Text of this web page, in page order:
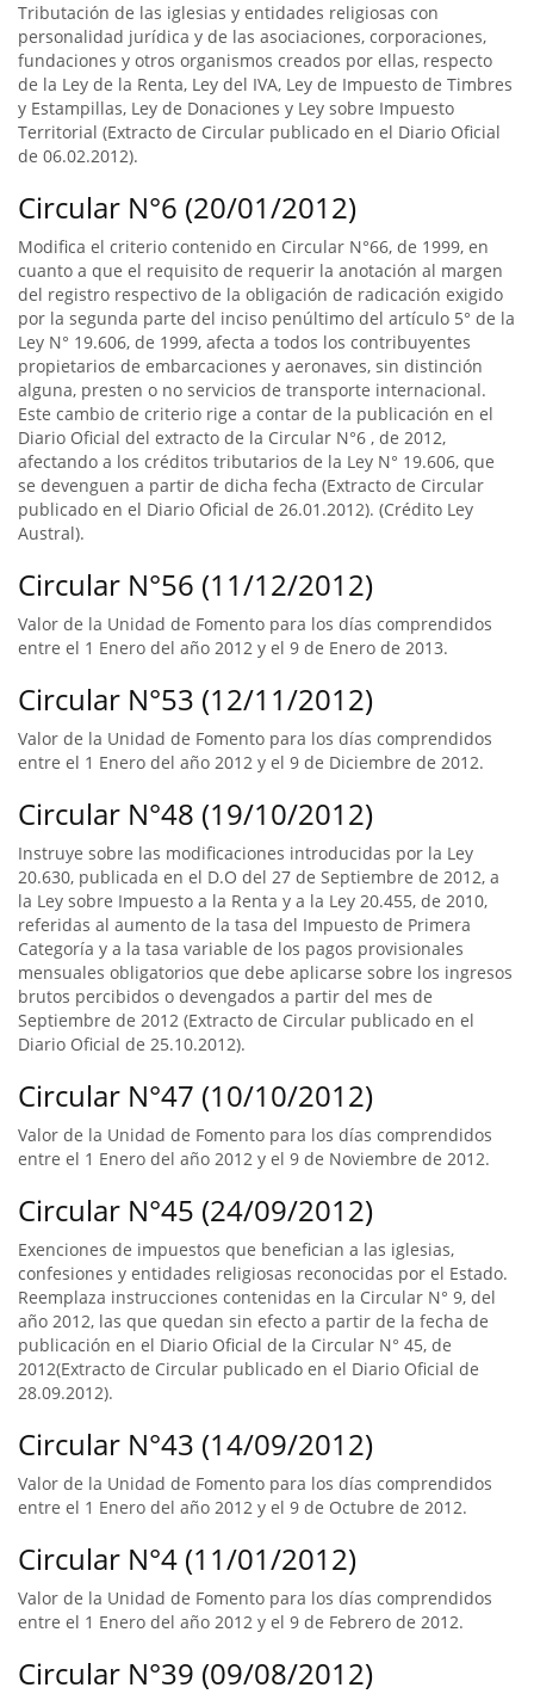
Tributación de las iglesias y entidades religiosas con
personalidad jurídica y de las asociaciones, corporaciones,
fundaciones y otros organismos creados por ellas, respecto
de la Ley de la Renta, Ley del IVA, Ley de Impuesto de Timbres
y Estampillas, Ley de Donaciones y Ley sobre Impuesto
Territorial (Extracto de Circular publicado en el Diario Oficial
de 06.02.2012).
Circular N°6 (20/01/2012)
Modifica el criterio contenido en Circular N°66, de 1999, en
cuanto a que el requisito de requerir la anotación al margen
del registro respectivo de la obligación de radicación exigido
por la segunda parte del inciso penúltimo del artículo 5° de la
Ley N° 19.606, de 1999, afecta a todos los contribuyentes
propietarios de embarcaciones y aeronaves, sin distinción
alguna, presten o no servicios de transporte internacional.
Este cambio de criterio rige a contar de la publicación en el
Diario Oficial del extracto de la Circular N°6 , de 2012,
afectando a los créditos tributarios de la Ley N° 19.606, que
se devenguen a partir de dicha fecha (Extracto de Circular
publicado en el Diario Oficial de 26.01.2012). (Crédito Ley
Austral).
Circular N°56 (11/12/2012)
Valor de la Unidad de Fomento para los días comprendidos
entre el 1 Enero del año 2012 y el 9 de Enero de 2013.
Circular N°53 (12/11/2012)
Valor de la Unidad de Fomento para los días comprendidos
entre el 1 Enero del año 2012 y el 9 de Diciembre de 2012.
Circular N°48 (19/10/2012)
Instruye sobre las modificaciones introducidas por la Ley
20.630, publicada en el D.O del 27 de Septiembre de 2012, a
la Ley sobre Impuesto a la Renta y a la Ley 20.455, de 2010,
referidas al aumento de la tasa del Impuesto de Primera
Categoría y a la tasa variable de los pagos provisionales
mensuales obligatorios que debe aplicarse sobre los ingresos
brutos percibidos o devengados a partir del mes de
Septiembre de 2012 (Extracto de Circular publicado en el
Diario Oficial de 25.10.2012).
Circular N°47 (10/10/2012)
Valor de la Unidad de Fomento para los días comprendidos
entre el 1 Enero del año 2012 y el 9 de Noviembre de 2012.
Circular N°45 (24/09/2012)
Exenciones de impuestos que benefician a las iglesias,
confesiones y entidades religiosas reconocidas por el Estado.
Reemplaza instrucciones contenidas en la Circular N° 9, del
año 2012, las que quedan sin efecto a partir de la fecha de
publicación en el Diario Oficial de la Circular N° 45, de
2012(Extracto de Circular publicado en el Diario Oficial de
28.09.2012).
Circular N°43 (14/09/2012)
Valor de la Unidad de Fomento para los días comprendidos
entre el 1 Enero del año 2012 y el 9 de Octubre de 2012.
Circular N°4 (11/01/2012)
Valor de la Unidad de Fomento para los días comprendidos
entre el 1 Enero del año 2012 y el 9 de Febrero de 2012.
Circular N°39 (09/08/2012)